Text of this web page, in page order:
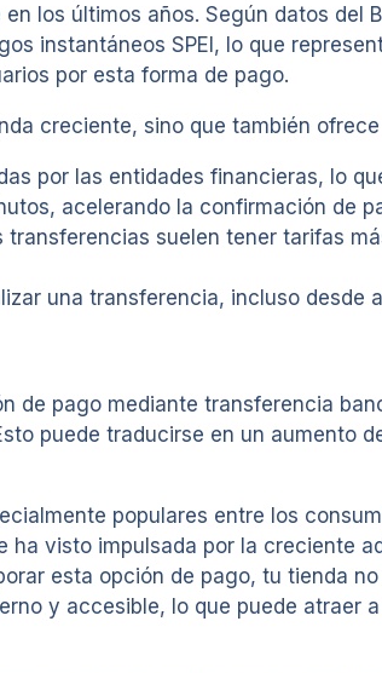
los últimos años. Según datos del
instantáneos SPEI, lo que
por esta forma de pago.
creciente, sino que también
por las entidades financieras, lo
acelerando la confirmación de
suelen tener tarifas
una transferencia, incluso desde
de pago mediante transferencia
puede traducirse en un aumento
populares entre los
visto impulsada por la creciente
esta opción de pago, tu tienda
y accesible, lo que puede atraer